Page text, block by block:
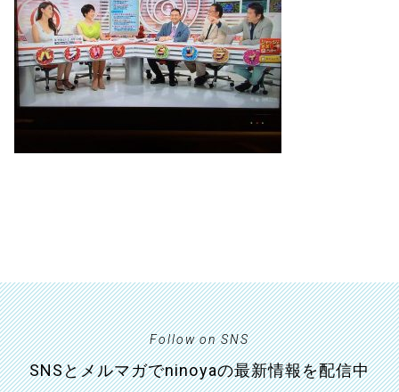
Follow on SNS
SNSとメルマガでninoyaの最新情報を配信中